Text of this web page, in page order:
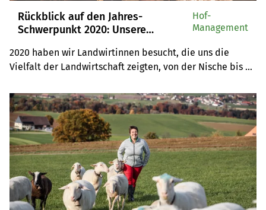
Rückblick auf den Jahres-
Schwerpunkt 2020: Unsere
2020 haben wir Landwirtinnen besucht, die uns die
Vielfalt der Landwirtschaft zeigten, von der Nische bis
Zusammenarbeitsformen im Fokus.
Hof-
Management